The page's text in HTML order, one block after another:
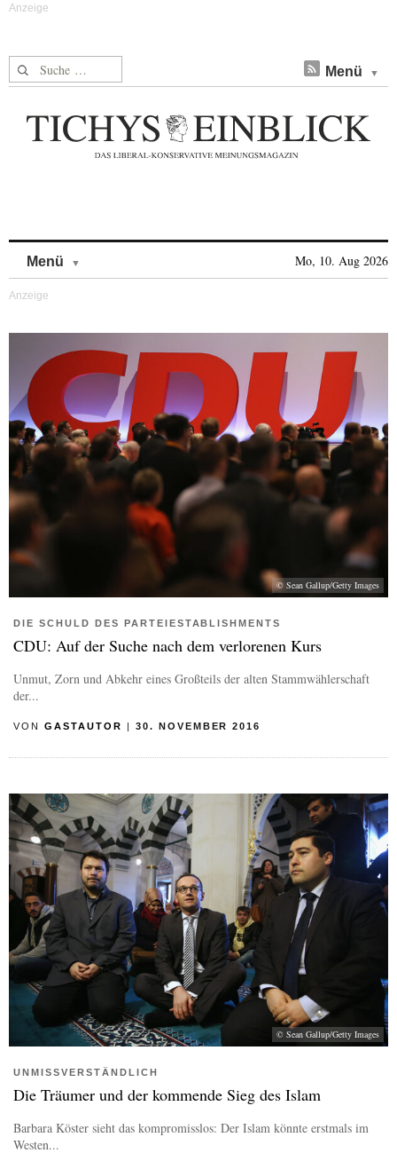
Suche nach: Menü
Menü Mo, 10. Aug 2026
© Sean Gallup/Getty Images
DIE SCHULD DES PARTEIESTABLISHMENTS
CDU: Auf der Suche nach dem verlorenen Kurs
Unmut, Zorn und Abkehr eines Großteils der alten Stammwählerschaft
der...
VON GASTAUTOR | 30. NOVEMBER 2016
© Sean Gallup/Getty Images
UNMISSVERSTÄNDLICH
Die Träumer und der kommende Sieg des Islam
Barbara Köster sieht das kompromisslos: Der Islam könnte erstmals im
Westen...